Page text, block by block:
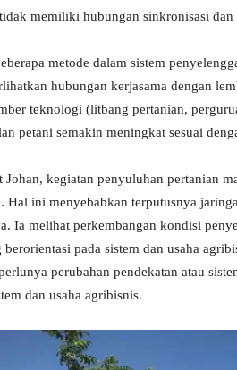
memiliki hubungan sinkronisasi dan
metode dalam sistem
hubungan kerjasama dengan
teknologi (litbang pertanian,
petani semakin meningkat sesuai
Johan, kegiatan penyuluhan pertanian
Hal ini menyebabkan terputusnya
Ia melihat perkembangan kondisi
berorientasi pada sistem dan usaha
perubahan pendekatan atau
dan usaha agribisnis.